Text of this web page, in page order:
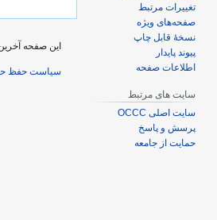
تغییرات مرتبط
صفحه‌های ویژه
نسخهٔ قابل چاپ
پیوند پایدار
اطلاعات صفحه
سایت های مرتبط
سایت اصلی OCCC
پرسش و پاسخ
حمایت از جامعه
این صفحه آخرین‌بار در ‏۲۰ ژوئن ۲۰۱۴ ساعت
سیاست حفظ